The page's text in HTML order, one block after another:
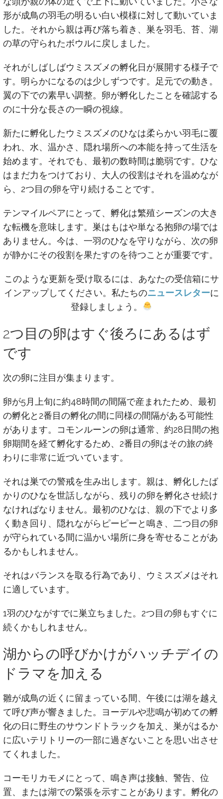
形が成鳥の羽毛の明るい白い模様に対して動いていま
した。それから親は再び落ち着き、巣を羽毛、苔、湖
の草の守られたボウルに戻しました。
それがしばしばウミスズメの孵化日が展開する様子で
す。明らかになるのは少しずつです。足元での動き。
翼の下での素早い調整。卵が孵化したことを確認する
のに十分な長さの一瞬の視線。
新たに孵化したウミスズメのひなは柔らかい羽毛に覆
われ、水、温かさ、隠れ場所への本能を持って生活を
始めます。それでも、最初の数時間は脆弱です。ひな
はまだ力をつけており、大人の役割はそれを温めなが
ら、2つ目の卵を守り続けることです。
テンマイルペアにとって、孵化は繁殖シーズンの大き
な転機を意味します。巣はもはや単なる抱卵の場では
ありません。今は、一羽のひなを守りながら、次の卵
が静かにその役割を果たすのを待つことが重要です。
このような更新を受け取るには、あなたの受信箱にサ
インアップしてください。私たちのニュースレターに
登録しましょう。
2つ目の卵はすぐ後ろにあるはず
です
次の卵に注目が集まります。
卵が5月上旬に約48時間の間隔で産まれたため、最初
の孵化と2番目の孵化の間に同様の間隔がある可能性
があります。コモンルーンの卵は通常、約28日間の抱
卵期間を経て孵化するため、2番目の卵はその旅の終
わりに非常に近づいています。
それは巣での警戒を生み出します。親は、孵化したば
かりのひなを世話しながら、残りの卵を孵化させ続け
なければなりません。最初のひなは、親の下でより多
く動き回り、隠れながらピーピーと鳴き、二つ目の卵
が守られている間に温かい場所に身を寄せることがあ
るかもしれません。
それはバランスを取る行為であり、ウミスズメはそれ
に適しています。
1羽のひながすでに巣立ちました。2つ目の卵もすぐに
続くかもしれません。
湖からの呼びかけがハッチデイの
ドラマを加える
雛が成鳥の近くに留まっている間、午後には湖を越え
て呼び声が響きました。ヨーデルや悲鳴が初めての孵
化の日に野生のサウンドトラックを加え、巣がはるか
に広いテリトリーの一部に過ぎないことを思い出させ
てくれました。
コーモリカモメにとって、鳴き声は接触、警告、位
置、または湖での緊張を示すことがあります。孵化の